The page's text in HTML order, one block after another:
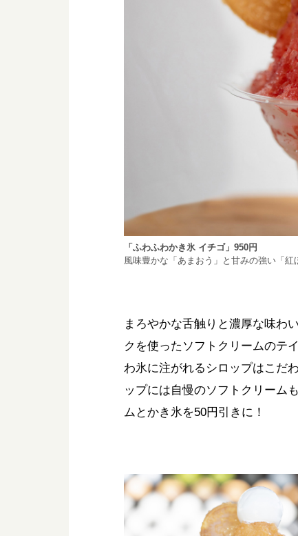
「ふわふわかき氷 イチゴ」950円
風味豊かな「あまおう」と甘みの強い「
まろやかな舌触りと濃厚な味わ
クを使ったソフトクリームのテ
わ氷に注がれるシロップはこだ
ップには自慢のソフトクリーム
ムとかき氷を50円引きに！